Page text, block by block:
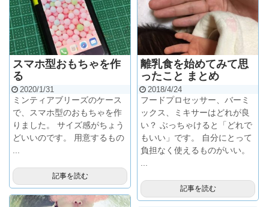
スマホ型おもちゃを作
る
2020/1/31
ミンティアブリーズのケース
で、スマホ型のおもちゃを作
りました。 サイズ感がちょう
どいいのです。 用意するもの
記事を読む
離乳食を始めてみて思
ったこと まとめ
2018/4/24
フードプロセッサー、バーミ
ックス、ミキサーはどれが良
い？ ぶっちゃけると「どれで
もいい」です。 自分にとって
負担なく使えるものがいい。
記事を読む